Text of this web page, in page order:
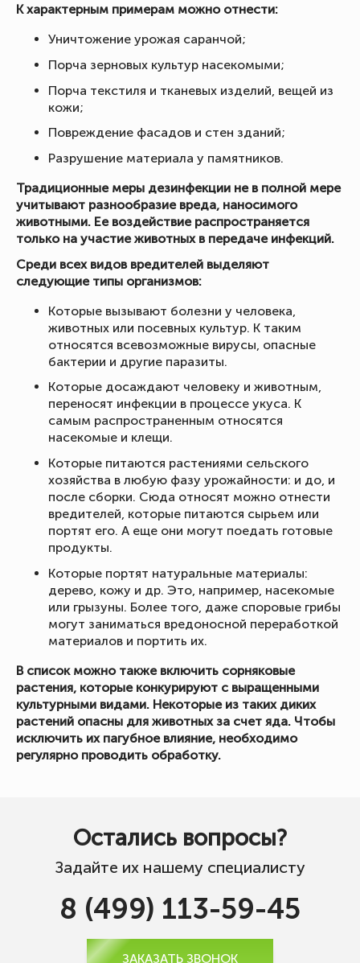
К характерным примерам можно отнести:
Уничтожение урожая саранчой;
Порча зерновых культур насекомыми;
Порча текстиля и тканевых изделий, вещей из
кожи;
Повреждение фасадов и стен зданий;
Разрушение материала у памятников.
Традиционные меры дезинфекции не в полной мере
учитывают разнообразие вреда, наносимого
животными. Ее воздействие распространяется
только на участие животных в передаче инфекций.
Среди всех видов вредителей выделяют
следующие типы организмов:
Которые вызывают болезни у человека,
животных или посевных культур. К таким
относятся всевозможные вирусы, опасные
бактерии и другие паразиты.
Которые досаждают человеку и животным,
переносят инфекции в процессе укуса. К
самым распространенным относятся
насекомые и клещи.
Которые питаются растениями сельского
хозяйства в любую фазу урожайности: и до, и
после сборки. Сюда относят можно отнести
вредителей, которые питаются сырьем или
портят его. А еще они могут поедать готовые
продукты.
Которые портят натуральные материалы:
дерево, кожу и др. Это, например, насекомые
или грызуны. Более того, даже споровые грибы
могут заниматься вредоносной переработкой
материалов и портить их.
В список можно также включить сорняковые
растения, которые конкурируют с выращенными
культурными видами. Некоторые из таких диких
растений опасны для животных за счет яда. Чтобы
исключить их пагубное влияние, необходимо
регулярно проводить обработку.
Остались вопросы?
Задайте их нашему специалисту
8 (499) 113-59-45
ЗАКАЗАТЬ ЗВОНОК